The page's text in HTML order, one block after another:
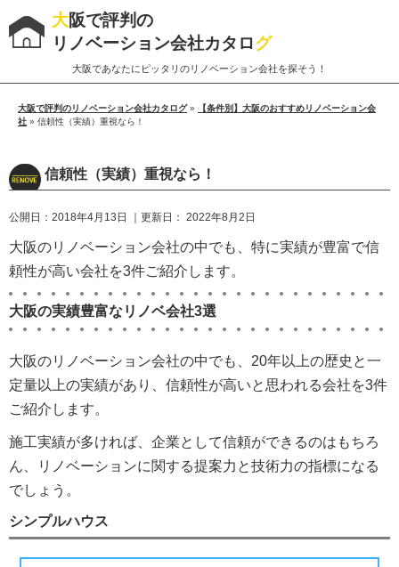
大阪で評判の
リノベーション会社カタログ
大阪であなたにピッタリのリノベーション会社を探そう！
大阪で評判のリノベーション会社カタログ»
【条件別】大阪のおすすめリノベーション会
社 » 信頼性（実績）重視なら！
信頼性（実績）重視なら！
公開日： 2018年4月13日 ｜更新日： 2022年8月2日
大阪のリノベーション会社の中でも、特に実績が豊富で信
頼性が高い会社を3件ご紹介します。
大阪の実績豊富なリノベ会社3選
大阪のリノベーション会社の中でも、20年以上の歴史と一
定量以上の実績があり、信頼性が高いと思われる会社を3件
ご紹介します。
施工実績が多ければ、企業として信頼ができるのはもちろ
ん、リノベーションに関する提案力と技術力の指標になる
でしょう。
シンプルハウス